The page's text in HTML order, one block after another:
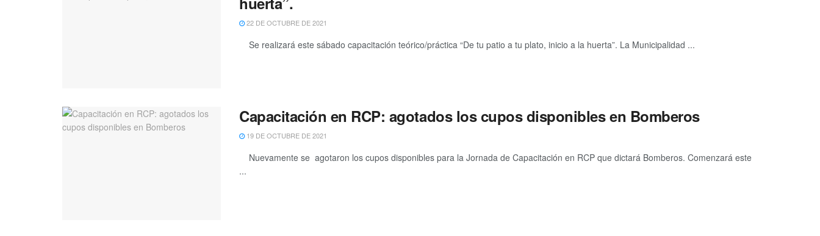
22 DE OCTUBRE DE 2021
Se realizará este sábado capacitación teórico/práctica “De tu patio a tu plato, inicio a la huerta”. La Municipalidad ...
Capacitación en RCP: agotados los cupos disponibles en Bomberos
19 DE OCTUBRE DE 2021
Nuevamente se agotaron los cupos disponibles para la Jornada de Capacitación en RCP que dictará Bomberos. Comenzará este
...